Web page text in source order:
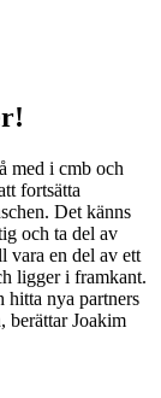
med i cmb och
fortsätta
Det känns
och ta del av
vara en del av ett
ligger i framkant.
hitta nya partners
berättar Joakim